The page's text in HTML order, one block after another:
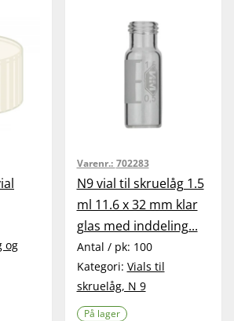
og
Varenr.: 702283
N9 vial til skruelåg 1.5
ml 11.6 x 32 mm klar
glas med inddeling...
Antal / pk: 100
Kategori: Vials til
skruelåg, N 9
På lager